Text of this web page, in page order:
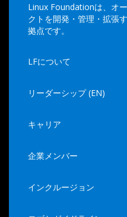
Linux Foundationは、オ
クトを開発・管理・拡張
拠点です。
LFについて
リーダーシップ (EN)
キャリア
企業メンバー
インクルージョン